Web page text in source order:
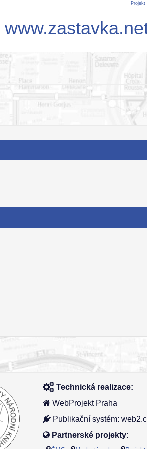
Projekt
Technická realizace:
WebProjekt Praha
Publikační systém:
Partnerské projekty: